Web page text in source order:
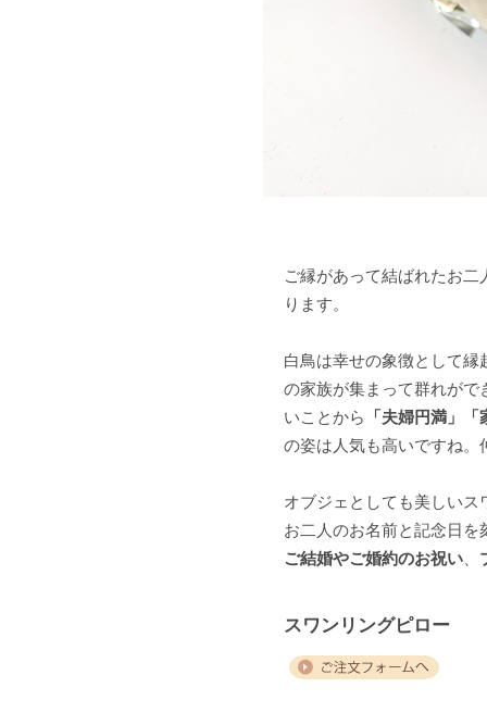
ご縁があって結ばれたお
ります。
白鳥は幸せの象徴として
の家族が集まって群れが
いことから 「夫婦円満」
の姿は人気も高いですね
オブジェとしても美しい
お二人のお名前と記念日
ご結婚やご婚約のお祝い、
スワンリングピロー